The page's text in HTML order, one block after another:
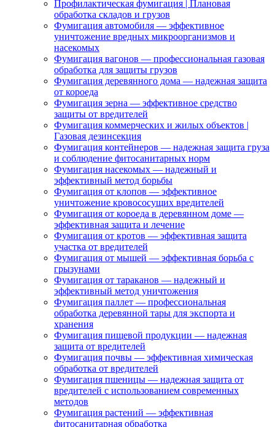
Профилактическая фумигация | Плановая
обработка складов и грузов
Фумигация автомобиля — эффективное
уничтожение вредных микроорганизмов и
насекомых
Фумигация вагонов — профессиональная газовая
обработка для защиты грузов
Фумигация деревянного дома — надежная защита
от короеда
Фумигация зерна — эффективное средство
защиты от вредителей
Фумигация коммерческих и жилых объектов |
Газовая дезинсекция
Фумигация контейнеров — надежная защита груза
и соблюдение фитосанитарных норм
Фумигация насекомых — надежный и
эффективный метод борьбы
Фумигация от клопов — эффективное
уничтожение кровососущих вредителей
Фумигация от короеда в деревянном доме —
эффективная защита и лечение
Фумигация от кротов — эффективная защита
участка от вредителей
Фумигация от мышей — эффективная борьба с
грызунами
Фумигация от тараканов — надежный и
эффективный метод уничтожения
Фумигация паллет — профессиональная
обработка деревянной тары для экспорта и
хранения
Фумигация пищевой продукции — надежная
защита от вредителей
Фумигация почвы — эффективная химическая
обработка от вредителей
Фумигация пшеницы — надежная защита от
вредителей с использованием современных
методов
Фумигация растений — эффективная
фитосанитарная обработка